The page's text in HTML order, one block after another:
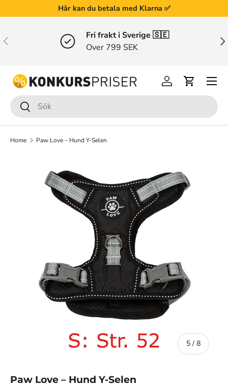
Gå till innehållet
Här kan du betala med Klarna ✅
Tidigare
Fri frakt i Sverige 🇸🇪
Over 799 SEK
Sök
Sök
Logga inVarukorg
Menu
Home Paw Love – Hund Y-Selen
5 / av
8
Paw Love – Hund Y-Selen